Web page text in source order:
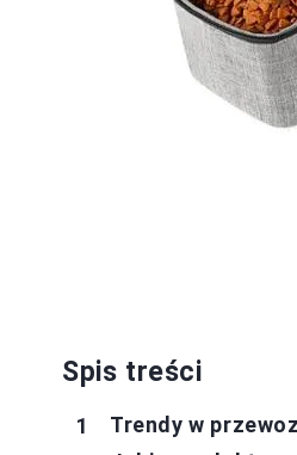
Spis treści
Trendy w